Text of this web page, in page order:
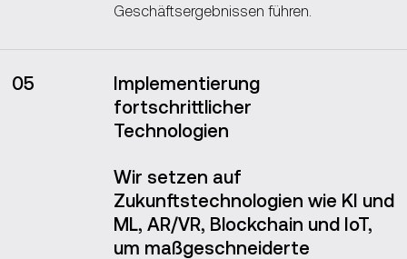
Geschäftsergebnissen führen.
05
Implementierung
fortschrittlicher
Technologien
Wir setzen auf
Zukunftstechnologien wie KI und
ML, AR/VR, Blockchain und IoT,
um maßgeschneiderte